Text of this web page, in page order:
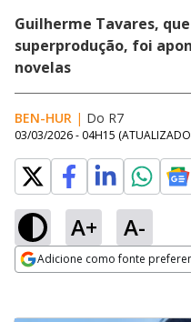
Guilherme Tavares,
superprodução, foi
novelas
BEN-HUR | Do R7
03/03/2026 - 04H15
A+ A-
Adicione como fonte